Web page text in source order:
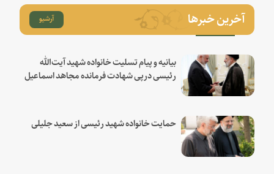
آخرین خبرها آرشیو
بیانیه و پیام تسلیت خانواده شهید آیت‌الله
رئیسی درپی شهادت فرمانده مجاهد اسماعیل
حمایت خانواده شهید رئیسی از سعید جلیلی